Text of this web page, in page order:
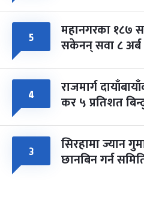
५ महानगरका १८७
सकेनन् सवा ८ अर्ब
४ राजमार्ग
कर ५ प्रतिशत
३ सिरहामा ज्यान
छानबिन गर्न